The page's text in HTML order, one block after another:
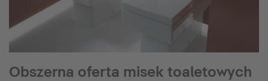
Obszerna oferta misek toaletowych